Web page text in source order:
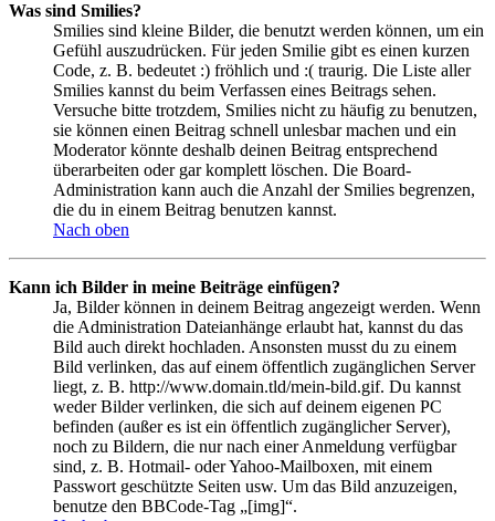
Was sind Smilies?
Smilies sind kleine Bilder, die benutzt werden können, um ein
Gefühl auszudrücken. Für jeden Smilie gibt es einen kurzen
Code, z. B. bedeutet :) fröhlich und :( traurig. Die Liste aller
Smilies kannst du beim Verfassen eines Beitrags sehen.
Versuche bitte trotzdem, Smilies nicht zu häufig zu benutzen,
sie können einen Beitrag schnell unlesbar machen und ein
Moderator könnte deshalb deinen Beitrag entsprechend
überarbeiten oder gar komplett löschen. Die Board-
Administration kann auch die Anzahl der Smilies begrenzen,
die du in einem Beitrag benutzen kannst.
Nach oben
Kann ich Bilder in meine Beiträge einfügen?
Ja, Bilder können in deinem Beitrag angezeigt werden. Wenn
die Administration Dateianhänge erlaubt hat, kannst du das
Bild auch direkt hochladen. Ansonsten musst du zu einem
Bild verlinken, das auf einem öffentlich zugänglichen Server
liegt, z. B. http://www.domain.tld/mein-bild.gif. Du kannst
weder Bilder verlinken, die sich auf deinem eigenen PC
befinden (außer es ist ein öffentlich zugänglicher Server),
noch zu Bildern, die nur nach einer Anmeldung verfügbar
sind, z. B. Hotmail- oder Yahoo-Mailboxen, mit einem
Passwort geschützte Seiten usw. Um das Bild anzuzeigen,
benutze den BBCode-Tag „[img]“.